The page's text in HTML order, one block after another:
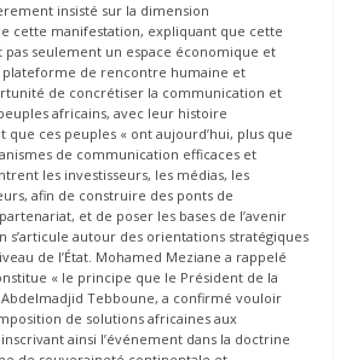
insisté sur la dimension
cette manifestation, expliquant que cette
pas seulement un espace économique et
de rencontre humaine et
de concrétiser la communication et
africains, avec leur histoire
que ces peuples « ont aujourd’hui, plus que
de communication efficaces et
les investisseurs, les médias, les
afin de construire des ponts de
et de poser les bases de l’avenir
s’articule autour des orientations stratégiques
de l’État. Mohamed Meziane a rappelé
« le principe que le Président de la
Tebboune, a confirmé vouloir
de solutions africaines aux
ainsi l’événement dans la doctrine